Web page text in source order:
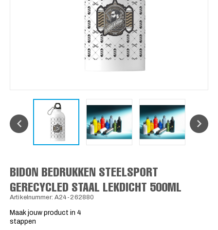
BIDON BEDRUKKEN STEELSPORT
GERECYCLED STAAL LEKDICHT 500ML
Artikelnummer: A24-262880
Maak jouw product in 4
stappen